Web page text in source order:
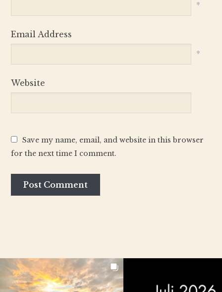
*
Email Address
*
Website
Save my name, email, and website in this browser
for the next time I comment.